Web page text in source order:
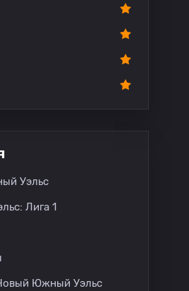
Уэльс
Лига 1
Южный Уэльс